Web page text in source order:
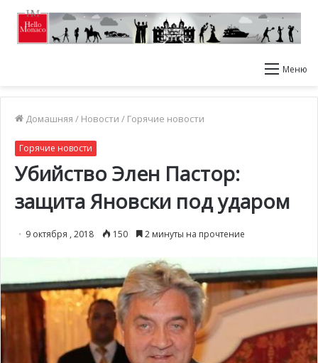
Меню
Домашняя / Новости / Горячие новости
Горячие новости
Убийство Элен Пастор:
защита Яновски под ударом
9 октября , 2018 150 2 минуты на прочтение